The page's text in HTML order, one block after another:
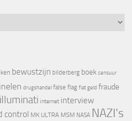
bewustzijn bilderberg boek censuur
drugshandel false flag fiat geld fraude
illuminati internet interview
control MK ULTRA MSM NASA NAZI's